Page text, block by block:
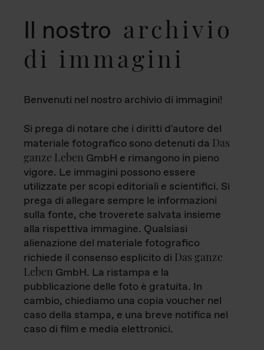
Il nostro archivio
di immagini
Benvenuti nel nostro archivio di immagini!
Si prega di notare che i diritti d'autore del
materiale fotografico sono detenuti da Das
ganze Leben GmbH e rimangono in pieno
vigore. Le immagini possono essere
utilizzate per scopi editoriali e scientifici. Si
prega di allegare sempre le informazioni
sulla fonte, che troverete salvata insieme
alla rispettiva immagine. Qualsiasi
alienazione del materiale fotografico
richiede il consenso esplicito di Das ganze
Leben GmbH. La ristampa e la
pubblicazione delle foto è gratuita. In
cambio, chiediamo una copia voucher nel
caso della stampa, e una breve notifica nel
caso di film e media elettronici.